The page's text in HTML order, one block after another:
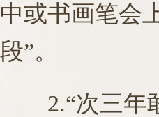
中或书画笔会
段”。
2.“次三年